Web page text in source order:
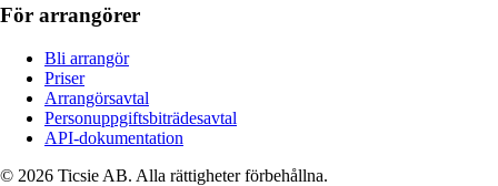
För arrangörer
Bli arrangör
Priser
Arrangörsavtal
Personuppgiftsbiträdesavtal
API-dokumentation
© 2026 Ticsie AB. Alla rättigheter förbehållna.